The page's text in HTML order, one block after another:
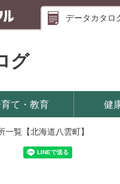
データカタロ
グ
て・教育 健
一覧【北海道八雲町】